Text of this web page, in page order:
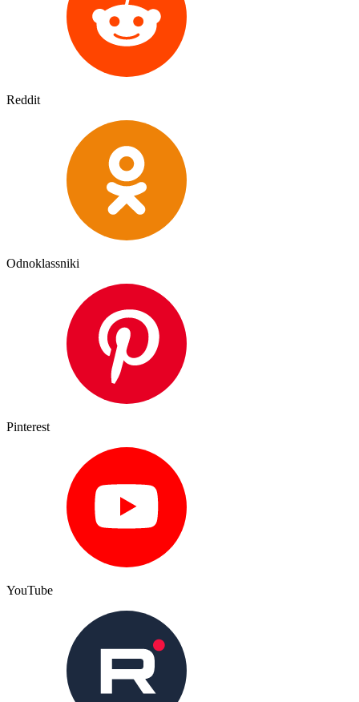
Reddit
Odnoklassniki
Pinterest
YouTube